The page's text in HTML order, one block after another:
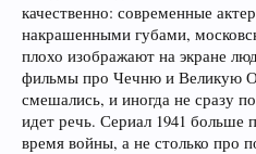
качественно: современные
накрашенными губами,
плохо изображают на экране
фильмы про Чечню и Великую
смешались, и иногда не сразу
идет речь. Сериал 1941 больше
время войны, а не столько про